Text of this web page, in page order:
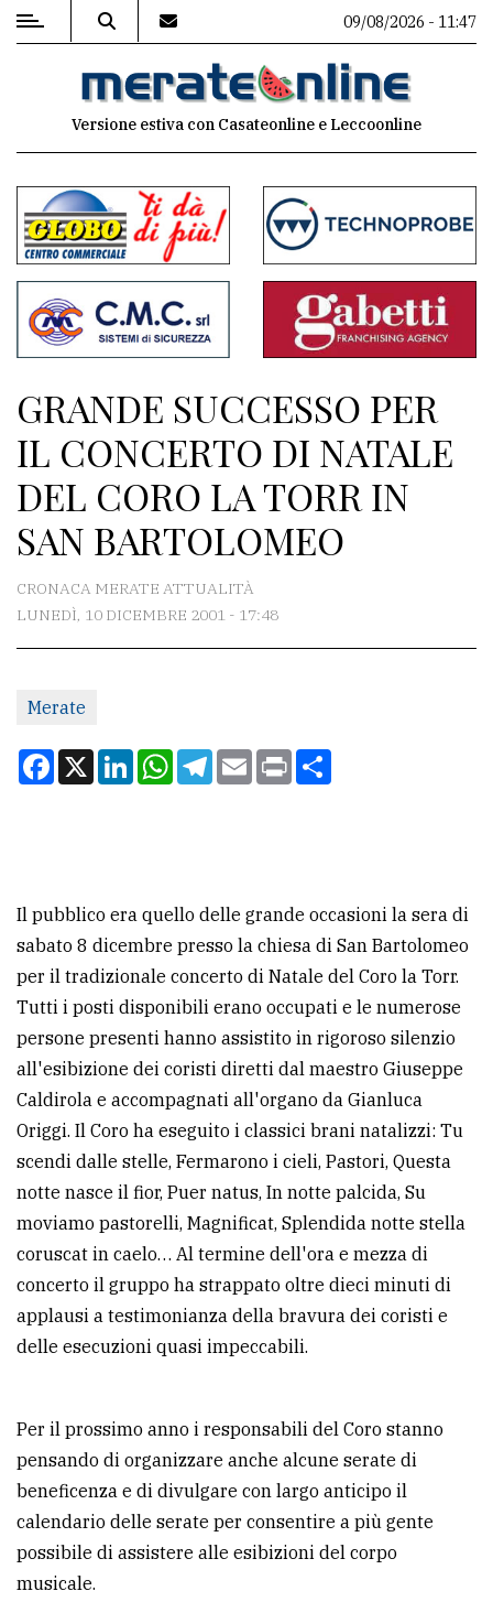
MENU
commenti
Contenuti
del
sito
Associazioni
Meteo
CONTATTI
La
redazione
Per
tua
Cerca
per
comune
avanzata
LE
ALTRE
TESTATE
PRIVACY
policy
Cookie
policy
09/08/2026 - 11:47
Versione estiva con Casateonline e Leccoonline
GRANDE SUCCESSO PER
IL CONCERTO DI NATALE
DEL CORO LA TORR IN
SAN BARTOLOMEO
CRONACA MERATE ATTUALITÀ
LUNEDÌ, 10 DICEMBRE 2001 - 17:48
Merate
Facebook
X LinkedInWhatsApp
Telegram
EmailPrint
Il pubblico era quello delle grande occasioni la sera di
sabato 8 dicembre presso la chiesa di San Bartolomeo
per il tradizionale concerto di Natale del Coro la Torr.
Tutti i posti disponibili erano occupati e le numerose
persone presenti hanno assistito in rigoroso silenzio
all'esibizione dei coristi diretti dal maestro Giuseppe
Caldirola e accompagnati all'organo da Gianluca
Origgi. Il Coro ha eseguito i classici brani natalizzi: Tu
scendi dalle stelle, Fermarono i cieli, Pastori, Questa
notte nasce il fior, Puer natus, In notte palcida, Su
moviamo pastorelli, Magnificat, Splendida notte stella
coruscat in caelo… Al termine dell'ora e mezza di
concerto il gruppo ha strappato oltre dieci minuti di
applausi a testimonianza della bravura dei coristi e
delle esecuzioni quasi impeccabili.
Per il prossimo anno i responsabili del Coro stanno
pensando di organizzare anche alcune serate di
beneficenza e di divulgare con largo anticipo il
calendario delle serate per consentire a più gente
possibile di assistere alle esibizioni del corpo
musicale.